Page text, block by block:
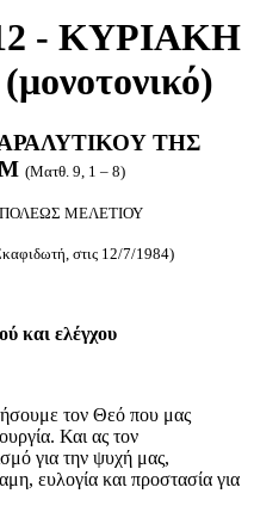
- ΚΥΡΙΑΚΗ
ΤΗΣ
(Ματθ. 9, 1 – 8)
ΜΕΛΕΤΙΟΥ
στις 12/7/1984)
και ελέγχου
τον Θεό που μας
Και ας τον
για την ψυχή μας,
ευλογία και προστασία για